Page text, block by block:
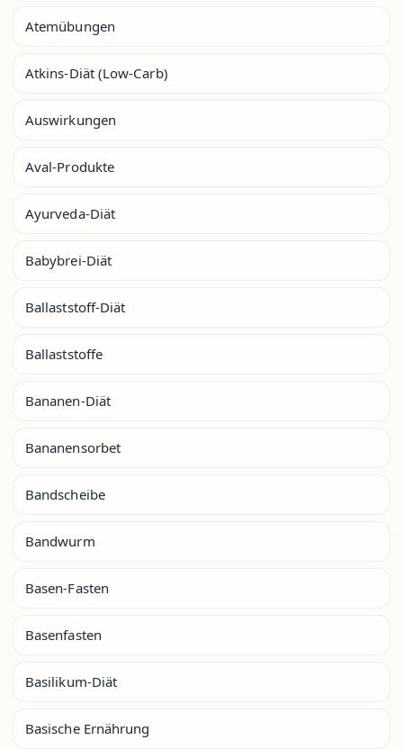
Atemübungen
Atkins-Diät (Low-Carb)
Auswirkungen
Aval-Produkte
Ayurveda-Diät
Babybrei-Diät
Ballaststoff-Diät
Ballaststoffe
Bananen-Diät
Bananensorbet
Bandscheibe
Bandwurm
Basen-Fasten
Basenfasten
Basilikum-Diät
Basische Ernährung